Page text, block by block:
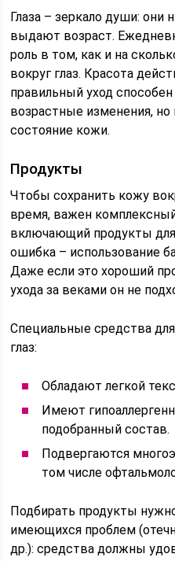
Глаза – зеркало души: они
выдают возраст.
роль в том, как и на
вокруг глаз. Красота
правильный уход
возрастные изменения, но
состояние кожи.
Продукты
Чтобы сохранить кожу
время, важен
включающий продукты
ошибка – использование
Даже если это хороший
ухода за веками он не
Специальные средства
глаз:
Обладают легкой
Имеют
подобранный состав.
Подвергаются
том числе
Подбирать продукты
имеющихся проблем
др.): средства должны